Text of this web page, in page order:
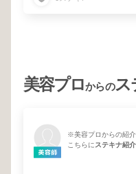
美容プロからのス
※美容プロからの紹
こちらにステキナ紹